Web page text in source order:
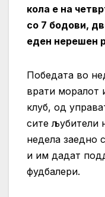
кола е на
со 7 бодови,
еден нерешен
Победата во
врати моралот
клуб, од
сите љубители
недела заедно
и им дадат
фудбалери.